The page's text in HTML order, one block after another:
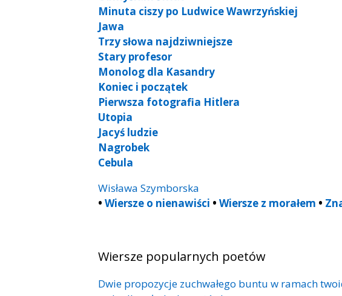
Minuta ciszy po Ludwice Wawrzyńskiej
Jawa
Trzy słowa najdziwniejsze
Stary profesor
Monolog dla Kasandry
Koniec i początek
Pierwsza fotografia Hitlera
Utopia
Jacyś ludzie
Nagrobek
Cebula
Wisława Szymborska
• Wiersze o nienawiści • Wiersze z morałem •
Wiersze popularnych poetów
Dwie propozycje zuchwałego buntu w ramach